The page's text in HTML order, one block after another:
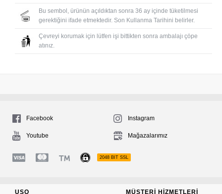
Bu sembol, ürünün açıldıktan sonra 36 ay içinde tüketilmesi
gerektiğini ifade etmektedir. Son Kullanma Tarihini belirler.
Çevreyi korumak için lütfen işi bittikten sonra ambalajı çöpe
atınız.
Facebook Instagram
Youtube Mağazalarımız
2048 BIT SSL
USO MÜŞTERI HIZMETLERI